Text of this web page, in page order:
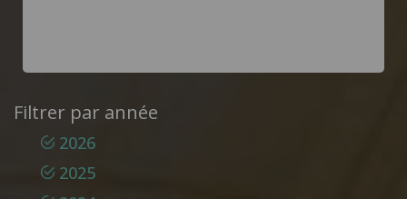
Filtrer par année
2026
2025